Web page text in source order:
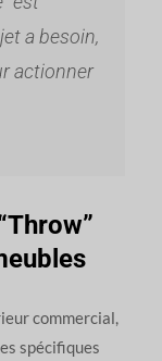
a besoin,
actionner
commercial,
spécifiques